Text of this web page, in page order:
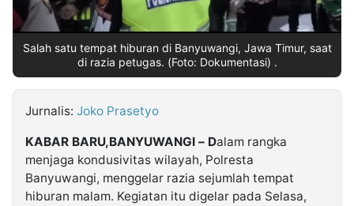
Follow
Kabarbaru
Salah satu tempat hiburan di Banyuwangi, Jawa Timur, saat
di razia petugas. (Foto: Dokumentasi) .
Jurnalis: Joko Prasetyo
KABAR BARU,BANYUWANGI – Dalam rangka
menjaga kondusivitas wilayah, Polresta
Banyuwangi, menggelar razia sejumlah tempat
hiburan malam. Kegiatan itu digelar pada Selasa,